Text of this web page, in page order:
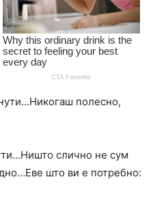
полесно,
слично не сум
што ви е потребно: